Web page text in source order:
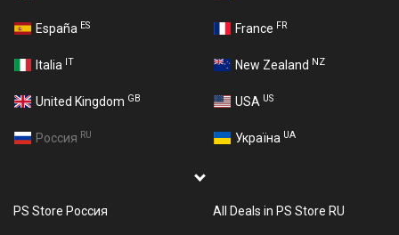
España ES France FR
Italia IT New Zealand NZ
United Kingdom GB USA US
Россия RU Україна UA
PS Store Россия All Deals in PS Store RU